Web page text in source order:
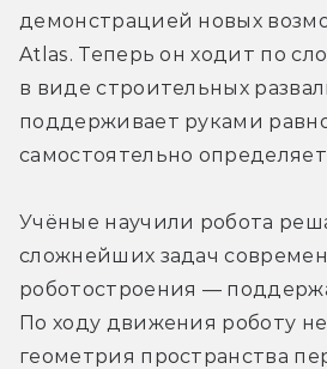
демонстрацией новых
Atlas. Теперь он ходит по
в виде строительных
поддерживает руками
самостоятельно
Учёные научили робота
сложнейших задач
роботостроения —
По ходу движения роботу
геометрия пространства